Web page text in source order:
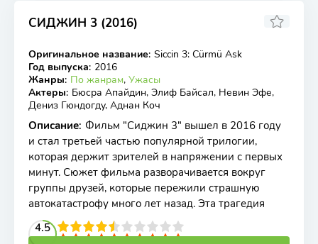
СИДЖИН 3 (2016)
WEB-DLRip
6
Оригинальное название: Siccin 3: Cürmü Ask
Год выпуска: 2016
Жанры: По жанрам, Ужасы
Актеры: Бюсра Апайдин, Элиф Байсал, Невин Эфе,
Дениз Гюндогду, Аднан Коч
Описание: Фильм "Сиджин 3" вышел в 2016 году
и стал третьей частью популярной трилогии,
которая держит зрителей в напряжении с первых
минут. Сюжет фильма разворачивается вокруг
группы друзей, которые пережили страшную
автокатастрофу много лет назад. Эта трагедия
4.5
4 5 6 7 8 9 10